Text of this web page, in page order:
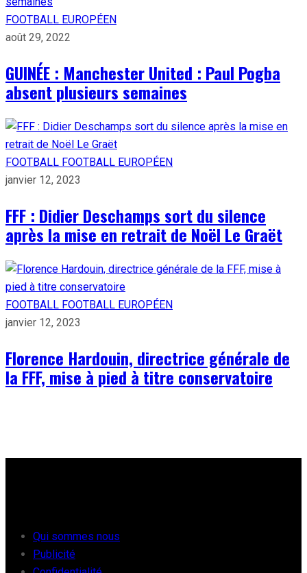
FOOTBALL EUROPÉEN
août 29, 2022
GUINÉE : Manchester United : Paul Pogba
absent plusieurs semaines
FOOTBALL FOOTBALL EUROPÉEN
janvier 12, 2023
FFF : Didier Deschamps sort du silence
après la mise en retrait de Noël Le Graët
FOOTBALL FOOTBALL EUROPÉEN
janvier 12, 2023
Florence Hardouin, directrice générale de
la FFF, mise à pied à titre conservatoire
Qui sommes nous
Publicité